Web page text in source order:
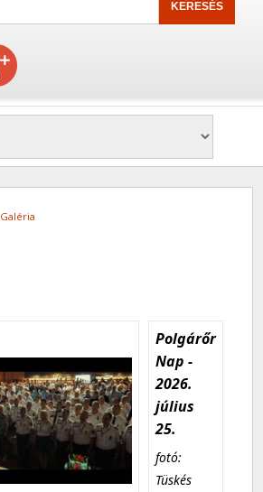
Galéria
Polgárőr
Nap -
2026.
július
25.
fotó:
Tüskés